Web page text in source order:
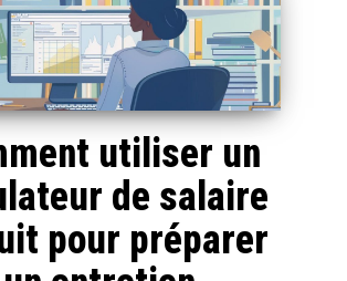
utiliser un
de salaire
pour préparer